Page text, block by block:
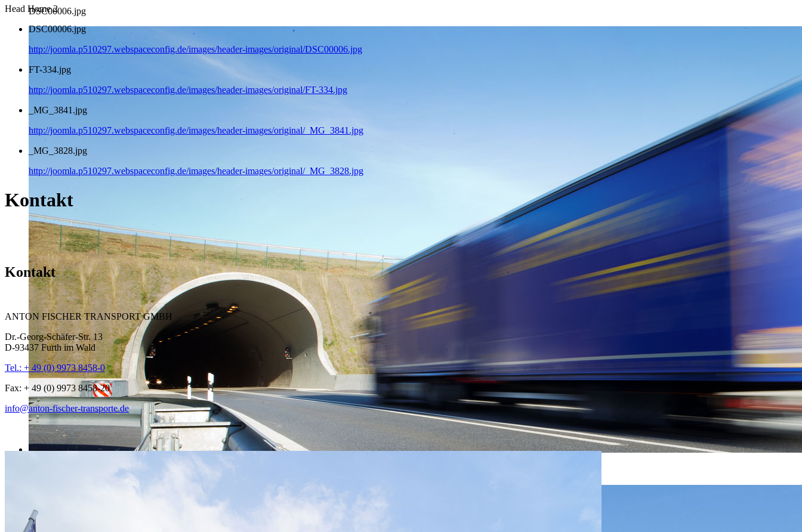
DSC00006.jpg
Head Home 2
DSC00006.jpg
http://joomla.p510297.webspaceconfig.de/images/header-images/original/DSC00006.jpg
FT-334.jpg
http://joomla.p510297.webspaceconfig.de/images/header-images/original/FT-334.jpg
_MG_3841.jpg
http://joomla.p510297.webspaceconfig.de/images/header-images/original/_MG_3841.jpg
_MG_3828.jpg
http://joomla.p510297.webspaceconfig.de/images/header-images/original/_MG_3828.jpg
Kontakt
Kontakt
ANTON FISCHER TRANSPORT GMBH
Dr.-Georg-Schäfer-Str. 13
D-93437 Furth im Wald
Tel.: + 49 (0) 9973 8458-0
Fax: + 49 (0) 9973 8458-20
info@anton-fischer-transporte.de